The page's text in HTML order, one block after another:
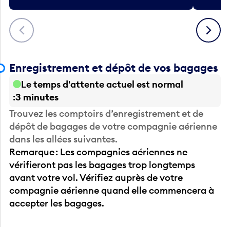
Précédent Suivant
Enregistrement et dépôt de vos bagages
Le temps d'attente actuel est normal
3 minutes
Trouvez les comptoirs d’enregistrement et de
dépôt de bagages de votre compagnie aérienne
dans les allées suivantes.
Remarque : Les compagnies aériennes ne
vérifieront pas les bagages trop longtemps
avant votre vol. Vérifiez auprès de votre
compagnie aérienne quand elle commencera à
accepter les bagages.